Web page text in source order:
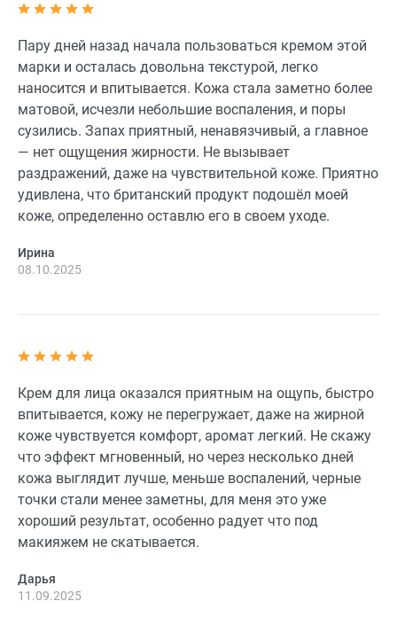
Пару дней назад начала пользоваться кремом этой
марки и осталась довольна текстурой, легко
наносится и впитывается. Кожа стала заметно более
матовой, исчезли небольшие воспаления, и поры
сузились. Запах приятный, ненавязчивый, а главное
— нет ощущения жирности. Не вызывает
раздражений, даже на чувствительной коже. Приятно
удивлена, что британский продукт подошёл моей
коже, определенно оставлю его в своем уходе.
Ирина
08.10.2025
Крем для лица оказался приятным на ощупь, быстро
впитывается, кожу не перегружает, даже на жирной
коже чувствуется комфорт, аромат легкий. Не скажу
что эффект мгновенный, но через несколько дней
кожа выглядит лучше, меньше воспалений, черные
точки стали менее заметны, для меня это уже
хороший результат, особенно радует что под
макияжем не скатывается.
Дарья
11.09.2025